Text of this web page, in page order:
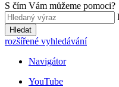
S čím Vám můžeme pomoci?
Hledat
rozšířené vyhledávání
Navigátor
YouTube